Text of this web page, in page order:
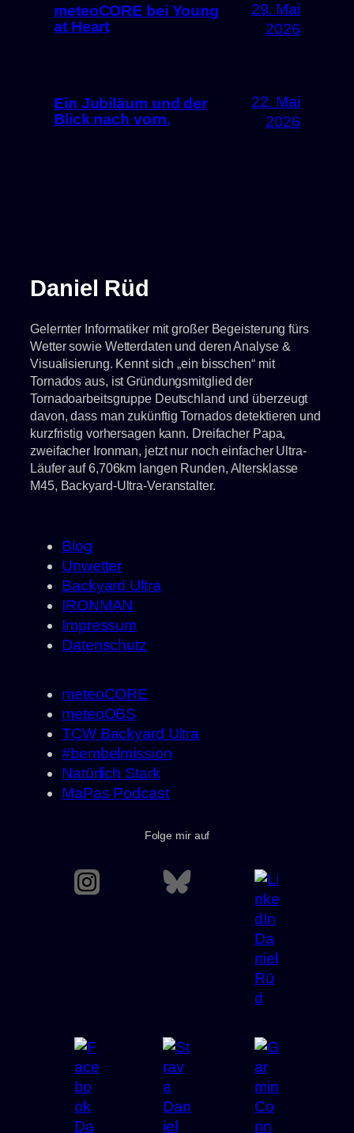
meteoCORE bei Young
at Heart
29. Mai
2026
Ein Jubiläum und der
Blick nach vorn.
22. Mai
2026
Daniel Rüd
Gelernter Informatiker mit großer Begeisterung fürs
Wetter sowie Wetterdaten und deren Analyse &
Visualisierung. Kennt sich „ein bisschen“ mit
Tornados aus, ist Gründungsmitglied der
Tornadoarbeitsgruppe Deutschland und überzeugt
davon, dass man zukünftig Tornados detektieren und
kurzfristig vorhersagen kann. Dreifacher Papa,
zweifacher Ironman, jetzt nur noch einfacher Ultra-
Läufer auf 6,706km langen Runden, Altersklasse
M45, Backyard-Ultra-Veranstalter.
Blog
Unwetter
Backyard Ultra
IRONMAN
Impressum
Datenschutz
meteoCORE
meteoOBS
TCW Backyard Ultra
#bembelmission
Natürlich Stark
MaPas Podcast
Folge mir auf